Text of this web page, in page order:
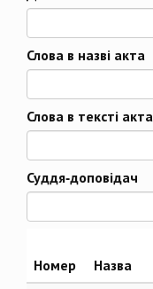
Дата
Слова в назві акта
Слова в тексті акта
Суддя-доповідач
Номер Назва